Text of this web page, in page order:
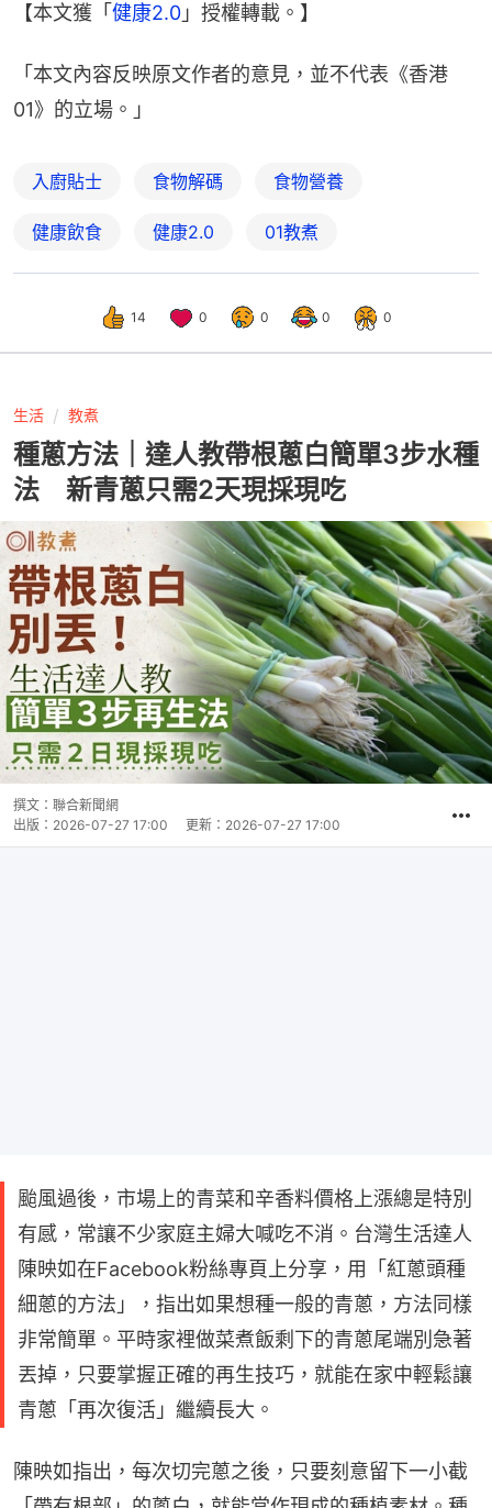
【本文獲「 健康2.0 」授權轉載。】
「本文內容反映原文作者的意見，並不代表《香港
01》的立場。」
入廚貼士 食物解碼 食物營養
健康飲食 健康2.0 01教煮
14 0 0 0 0
生活 教煮
種蔥方法｜達人教帶根蔥白簡單3步水種
法 新青蔥只需2天現採現吃
撰文： 聯合新聞網
出版： 2026-07-27 17:00 更新： 2026-07-27 17:00
颱風過後，市場上的青菜和辛香料價格上漲總是特別
有感，常讓不少家庭主婦大喊吃不消。台灣生活達人
陳映如在Facebook粉絲專頁上分享，用「紅蔥頭種
細蔥的方法」，指出如果想種一般的青蔥，方法同樣
非常簡單。平時家裡做菜煮飯剩下的青蔥尾端別急著
丟掉，只要掌握正確的再生技巧，就能在家中輕鬆讓
青蔥「再次復活」繼續長大。
陳映如指出，每次切完蔥之後，只要刻意留下一小截